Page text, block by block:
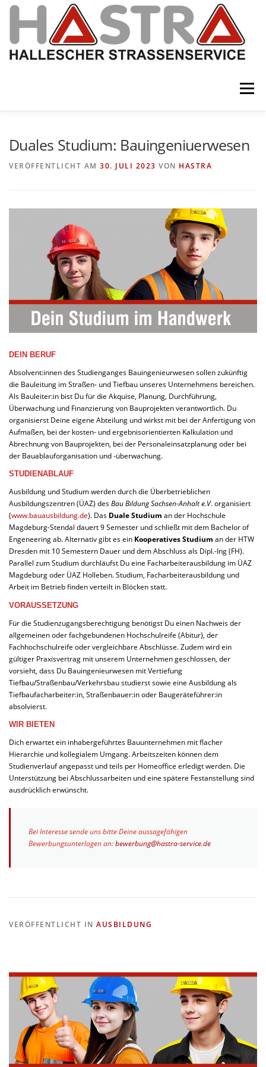
Zum
springen
Menü
Duales Studium: Bauingeniuerwesen
VERÖFFENTLICHT AM 30. JULI 2023 VON HASTRA
DEIN BERUF
Absolvent:innen des Studienganges Bauingenieurwesen sollen zukünftig
die Bauleitung im Straßen- und Tiefbau unseres Unternehmens bereichen.
Als Bauleiter:in bist Du für die Akquise, Planung, Durchführung,
Überwachung und Finanzierung von Bauprojekten verantwortlich. Du
organisierst Deine eigene Abteilung und wirkst mit bei der Anfertigung von
Aufmaßen, bei der kosten- und ergebnisorientierten Kalkulation und
Abrechnung von Bauprojekten, bei der Personaleinsatzplanung oder bei
der Bauablauforganisation und -überwachung.
STUDIENABLAUF
Ausbildung und Studium werden durch die Überbetrieblichen
Ausbildungszentren (ÜAZ) desBau Bildung Sachsen-Anhalt e.V. organisiert
(www.bauausbildung.de). Das Duale Studium an der Hochschule
Magdeburg-Stendal dauert 9 Semester und schließt mit dem Bachelor of
Engeneering ab. Alternativ gibt es ein Kooperatives Studium an der HTW
Dresden mit 10 Semestern Dauer und dem Abschluss als Dipl.-Ing (FH).
Parallel zum Studium durchläufst Du eine Facharbeiterausbildung im ÜAZ
Magdeburg oder ÜAZ Holleben. Studium, Facharbeiterausbildung und
Arbeit im Betrieb finden verteilt in Blöcken statt.
VORAUSSETZUNG
Für die Studienzugangsberechtigung benötigst Du einen Nachweis der
allgemeinen oder fachgebundenen Hochschulreife (Abitur), der
Fachhochschulreife oder vergleichbare Abschlüsse. Zudem wird ein
gültiger Praxisvertrag mit unserem Unternehmen geschlossen, der
vorsieht, dass Du Bauingenieurwesen mit Vertiefung
Tiefbau/Straßenbau/Verkehrsbau studierst sowie eine Ausbildung als
Tiefbaufacharbeiter:in, Straßenbauer:in oder Baugeräteführer:in
absolvierst.
WIR BIETEN
Dich erwartet ein inhabergeführtes Bauunternehmen mit flacher
Hierarchie und kollegialem Umgang. Arbeitszeiten können dem
Studienverlauf angepasst und teils per Homeoffice erledigt werden. Die
Unterstützung bei Abschlussarbeiten und eine spätere Festanstellung sind
ausdrücklich erwünscht.
Bei Interesse sende uns bitte Deine aussagefähigen
Bewerbungsunterlagen an:bewerbung@hastra-service.de
VERÖFFENTLICHT IN AUSBILDUNG